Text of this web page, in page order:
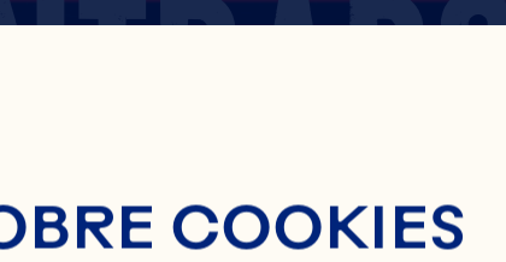
COOKIES